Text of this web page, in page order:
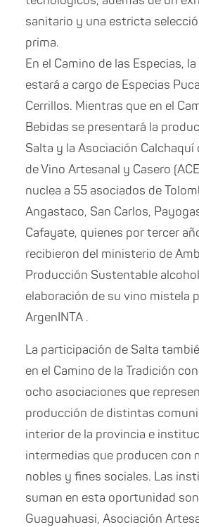
sanitario y una estricta
prima.
En el Camino de las Especias,
estará a cargo de Especias
Cerrillos. Mientras que en el
Bebidas se presentará la
Salta y la Asociación Calchaquí
de Vino Artesanal y Casero
nuclea a 55 asociados de
Angastaco, San Carlos,
Cafayate, quienes por tercer
recibieron del ministerio de
Producción Sustentable
elaboración de su vino mistela
ArgenINTA .
La participación de Salta
en el Camino de la Tradición
ocho asociaciones que
producción de distintas
interior de la provincia e
intermedias que producen con
nobles y fines sociales. Las
suman en esta oportunidad
Guaguahuasi, Asociación